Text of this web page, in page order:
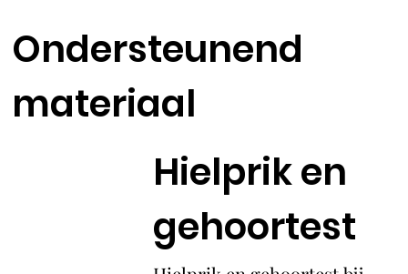
Hielprik en
gehoortest
Ondersteunend
materiaal